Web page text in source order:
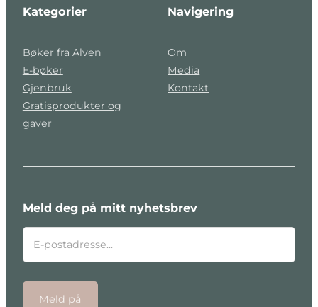
Kategorier
Bøker fra Alven
E-bøker
Gjenbruk
Gratisprodukter og
gaver
Navigering
Om
Media
Kontakt
Meld deg på mitt nyhetsbrev
Meld på